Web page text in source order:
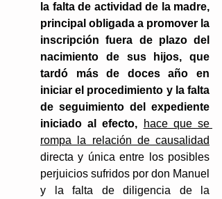
la falta de actividad de la madre,
principal obligada a promover la
inscripción fuera de plazo del
nacimiento de sus hijos, que
tardó más de doces año en
iniciar el procedimiento y la falta
de seguimiento del expediente
iniciado al efecto,
hace que se
rompa la relación de causalidad
directa y única entre los posibles
perjuicios sufridos por don Manuel
y la falta de diligencia de la